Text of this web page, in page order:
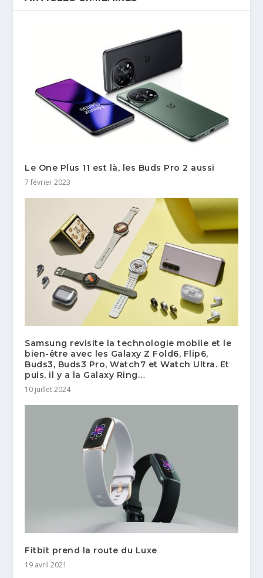
Le One Plus 11 est là, les Buds Pro 2 aussi
7 février 2023
Samsung revisite la technologie mobile et le
bien-être avec les Galaxy Z Fold6, Flip6,
Buds3, Buds3 Pro, Watch7 et Watch Ultra. Et
puis, il y a la Galaxy Ring…
10 juillet 2024
Fitbit prend la route du Luxe
19 avril 2021